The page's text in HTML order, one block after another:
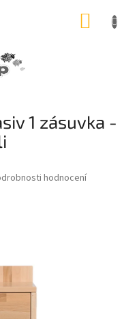
1 zásuvka -
hodnocení